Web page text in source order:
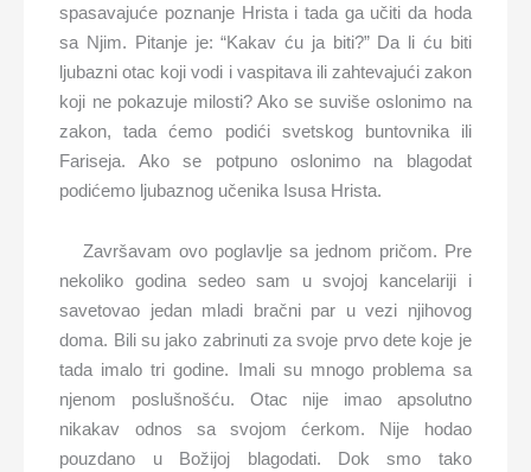
spasavajuće poznanje Hrista i tada ga učiti da hoda
sa Njim. Pitanje je: “Kakav ću ja biti?” Da li ću biti
ljubazni otac koji vodi i vaspitava ili zahtevajući zakon
koji ne pokazuje milosti? Ako se suviše oslonimo na
zakon, tada ćemo podići svetskog buntovnika ili
Fariseja. Ako se potpuno oslonimo na blagodat
podićemo ljubaznog učenika Isusa Hrista.
Završavam ovo poglavlje sa jednom pričom. Pre
nekoliko godina sedeo sam u svojoj kancelariji i
savetovao jedan mladi bračni par u vezi njihovog
doma. Bili su jako zabrinuti za svoje prvo dete koje je
tada imalo tri godine. Imali su mnogo problema sa
njenom poslušnošću. Otac nije imao apsolutno
nikakav odnos sa svojom ćerkom. Nije hodao
pouzdano u Božijoj blagodati. Dok smo tako